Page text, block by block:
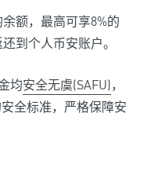
额，最高可享8%的
到个人币安账户。
均安全无虞(SAFU)，
全标准，严格保障安